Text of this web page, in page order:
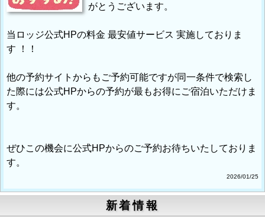
がとうございます。
当ロッジ公式HPの料金 最安値サービス 実施しておりま
す ！！
他の予約サイトからもご予約可能ですが同一条件で検索し
た際には公式HPからの予約が最もお得にご宿泊いただけま
す。
ぜひこの機会に公式HPからのご予約お待ちいたしておりま
す。
2026/01/25
新着情報